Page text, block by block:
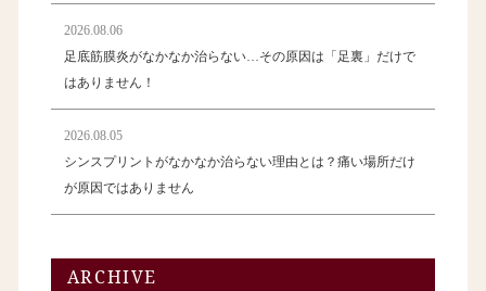
2026.08.06
足底筋膜炎がなかなか治らない…その原因は「足裏」だけで
はありません！
2026.08.05
シンスプリントがなかなか治らない理由とは？痛い場所だけ
が原因ではありません
ARCHIVE